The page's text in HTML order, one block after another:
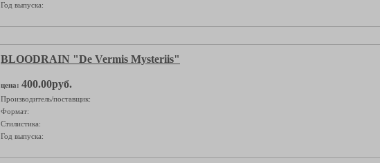
Год выпуска:
BLOODRAIN "De Vermis Mysteriis"
цена: 400.00руб.
Производитель/поставщик:
Формат:
Стилистика:
Год выпуска: